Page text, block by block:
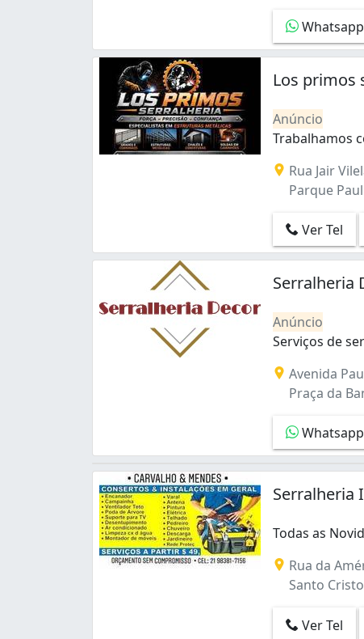
Braz de Pina (7)
Cachambi (5)
Cacuia (3)
Campinho (1)
Campo Grande (22)
Cascadura (1)
Cidade de Deus (6)
Colégio (1)
Copacabana (12)
Cordovil (6)
Cosmos (3)
Costa Barros (2)
Engenho Novo (2)
Engenho de Dentro (2)
Estácio (3)
Flamengo (1)
Freguesia (Ilha do Governador) (5)
Freguesia (Jacarepaguá) (4)
Galeão (2)
Whatsapp
Los primos
Anúncio
Trabalhamos
Rua Jair
Parque
Ver Tel
Serralheria
Anúncio
Serviços de
Avenida
Praça da
Whatsapp
Serralheria
Todas as
Rua da
Santo
Ver Tel